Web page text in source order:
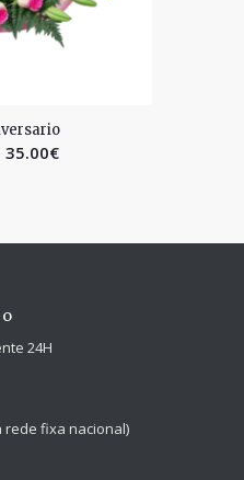
35.00€
24H
rede fixa nacional)